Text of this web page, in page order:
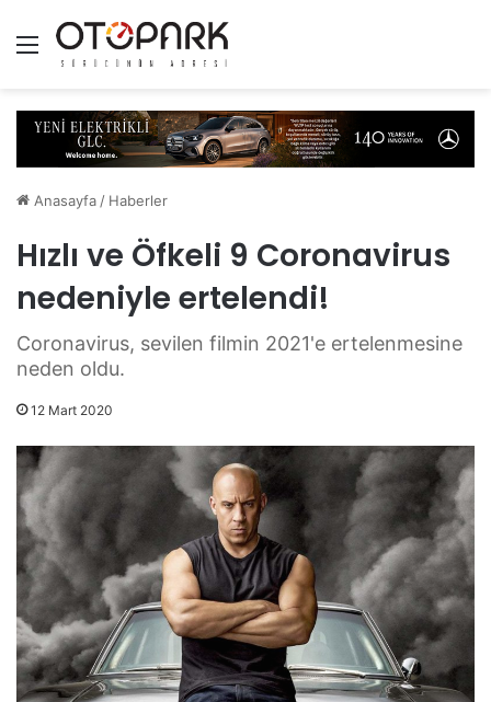
Menü
Anasayfa / Haberler
Hızlı ve Öfkeli 9 Coronavirus
nedeniyle ertelendi!
Coronavirus, sevilen filmin 2021'e ertelenmesine
neden oldu.
12 Mart 2020